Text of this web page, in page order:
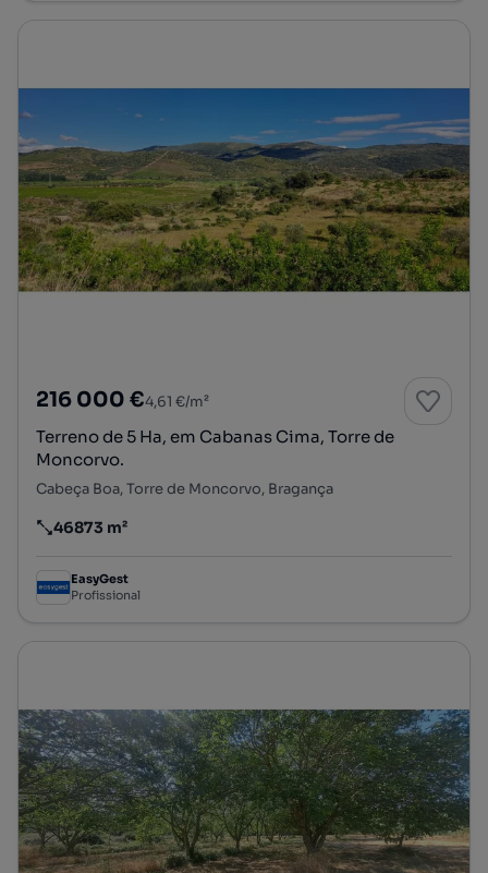
216 000 €4,61 €/m²
Terreno de 5 Ha, em Cabanas Cima, Torre de
Moncorvo.
Cabeça Boa, Torre de Moncorvo, Bragança
Preço por metro quadrado
46873 m²
EasyGest
Profissional